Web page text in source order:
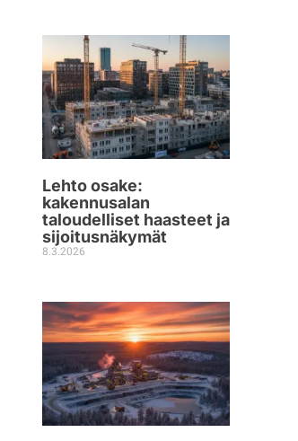
Lehto osake:
kakennusalan
taloudelliset haasteet ja
sijoitusnäkymät
8.3.2026